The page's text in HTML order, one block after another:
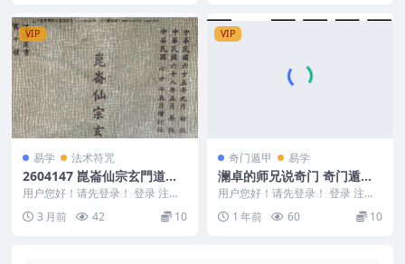
VIP
易学 法术符咒
2604147 崑崙仙宗玄門道功
修煉入門
用户您好！请先登录！ 登录 注册
崑崙仙宗玄門道功修煉入門 26041
47 3 月前 42 10
VIP
奇门遁甲 易学
澜卓的师兄说奇门 奇门遁甲-
实战篇
用户您好！请先登录！ 登录 注册
澜卓的师兄说奇门 澜卓的师兄说
奇门 奇门遁甲-...
1 年前 60 10